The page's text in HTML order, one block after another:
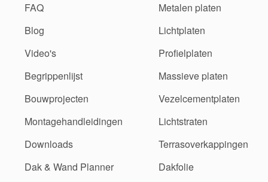
FAQ
Blog
Video's
Begrippenlijst
Bouwprojecten
Montagehandleidingen
Downloads
Dak & Wand Planner
Metalen platen
Lichtplaten
Profielplaten
Massieve platen
Vezelcementplaten
Lichtstraten
Terrasoverkappingen
Dakfolie